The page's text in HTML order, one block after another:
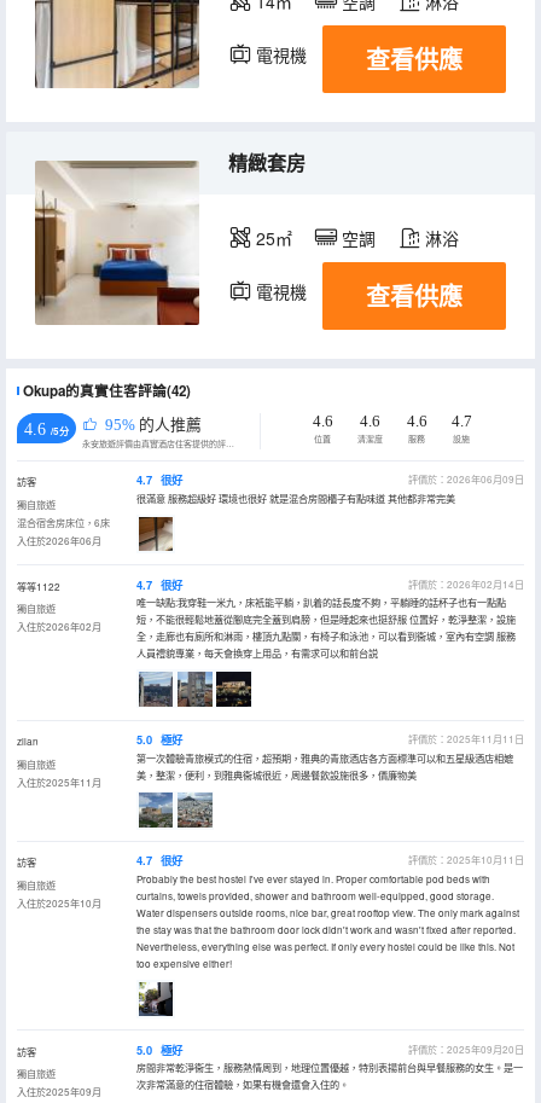
電視機 查看供應
精緻套房
25㎡ 空調 淋浴
電視機 查看供應
Okupa的真實住客評論(42)
4.6 /5分 95% 的人推薦
永安旅遊評價由真實酒店住客提供的評價。
4.6
位置
4.6
清潔度
4.6
服務
4.7
設施
訪客
獨自旅遊
混合宿舍房床位，6床
入住於2026年06月
4.7 很好
評價於：2026年06月09日
很滿意 服務超級好 環境也很好 就是混合房間櫃子有點味道 其他都非常完美
等等1122
獨自旅遊
入住於2026年02月
4.7 很好
評價於：2026年02月14日
唯一缺點:我穿鞋一米九，床衹能平躺，趴着的話長度不夠，平躺睡的話杯子也有一點點
短，不能很輕鬆地蓋從腳底完全蓋到肩膀，但是睡起來也挺舒服 位置好，乾淨整潔，設施
全，走廊也有廁所和淋雨，樓頂九點關，有椅子和泳池，可以看到衞城，室內有空調 服務
人員禮貌專業，每天會換穿上用品，有需求可以和前台説
zllan
獨自旅遊
入住於2025年11月
5.0 極好
評價於：2025年11月11日
第一次體驗青旅模式的住宿，超預期，雅典的青旅酒店各方面標準可以和五星級酒店相媲
美，整潔，便利，到雅典衞城很近，周邊餐飲設施很多，價廉物美
訪客
獨自旅遊
入住於2025年10月
4.7 很好
評價於：2025年10月11日
Probably the best hostel I've ever stayed in. Proper comfortable pod beds with
curtains, towels provided, shower and bathroom well-equipped, good storage.
Water dispensers outside rooms, nice bar, great rooftop view. The only mark against
the stay was that the bathroom door lock didn't work and wasn't fixed after reported.
Nevertheless, everything else was perfect. If only every hostel could be like this. Not
too expensive either!
訪客
獨自旅遊
入住於2025年09月
5.0 極好
評價於：2025年09月20日
房間非常乾淨衞生，服務熱情周到，地理位置優越，特別表揚前台與早餐服務的女生。是一
次非常滿意的住宿體驗，如果有機會還會入住的。